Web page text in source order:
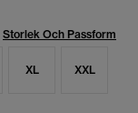
Storlek Och Passform
XL XXL